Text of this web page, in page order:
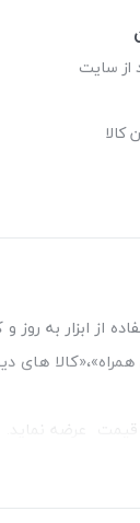
از سایت
کالا
ابزار به روز
عرضه نماید.